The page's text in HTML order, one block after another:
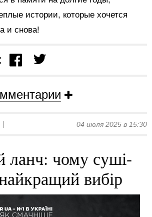
истории, которые хочется
и снова!
04 июля 2025 в 15:30
ланч: чому суші-
вибір